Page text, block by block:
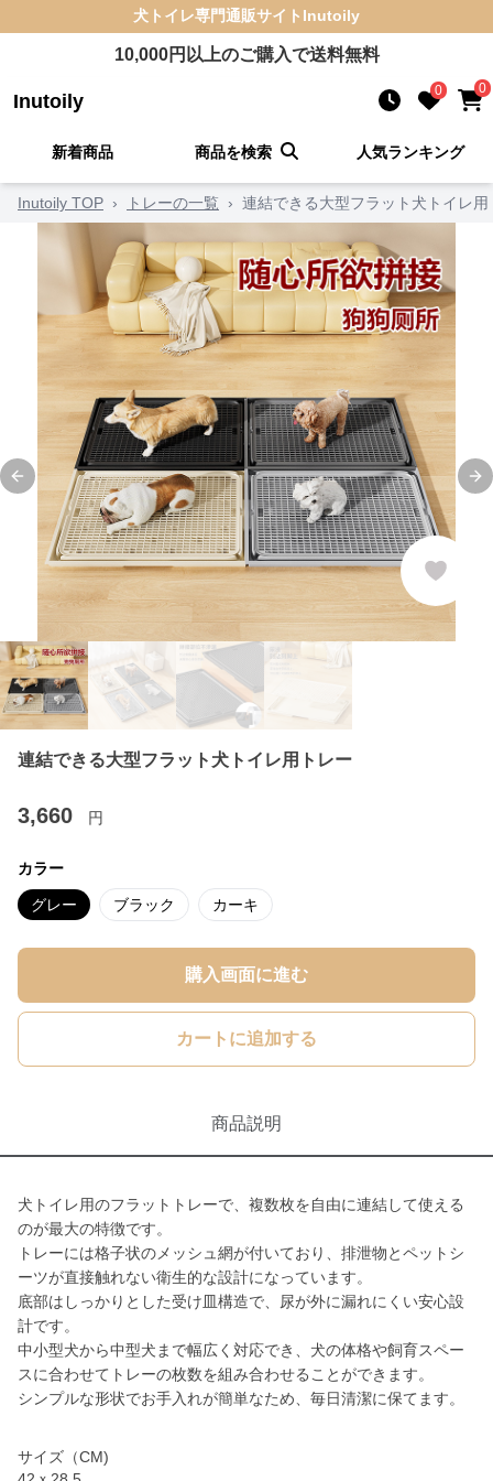
犬トイレ専門通販サイト Inutoily
10,000円以上のご購入で送料無料
Inutoily 0 0
新着商品 商品を検索 人気ランキング
Inutoily TOP › トレーの一覧 › 連結できる大型フラット犬トイレ用
Previous slide
連結できる大型フラット犬トイレ用トレー
3,660 円
カラー
グレー ブラック カーキ
購入画面に進む
カートに追加する
商品説明
犬トイレ用のフラットトレーで、複数枚を自由に連結して使える
のが最大の特徴です。
トレーには格子状のメッシュ網が付いており、排泄物とペットシ
ーツが直接触れない衛生的な設計になっています。
底部はしっかりとした受け皿構造で、尿が外に漏れにくい安心設
計です。
中小型犬から中型犬まで幅広く対応でき、犬の体格や飼育スペー
スに合わせてトレーの枚数を組み合わせることができます。
シンプルな形状でお手入れが簡単なため、毎日清潔に保てます。
サイズ（CM)